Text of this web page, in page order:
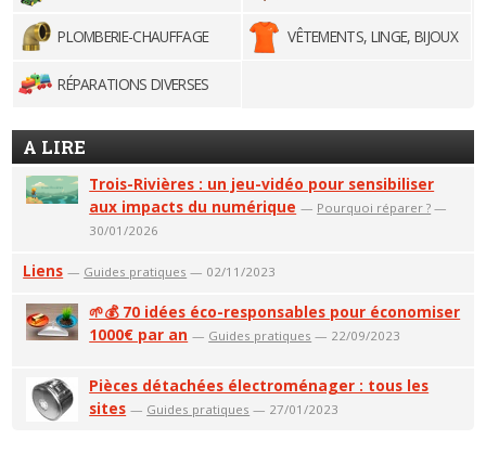
PLOMBERIE-CHAUFFAGE VÊTEMENTS, LINGE, BIJOUX
RÉPARATIONS DIVERSES
A LIRE
Trois-Rivières : un jeu-vidéo pour sensibiliser
aux impacts du numérique — Pourquoi réparer ? —
30/01/2026
Liens — Guides pratiques — 02/11/2023
🌱💰 70 idées éco-responsables pour économiser
1000€ par an — Guides pratiques — 22/09/2023
Pièces détachées électroménager : tous les
sites — Guides pratiques — 27/01/2023